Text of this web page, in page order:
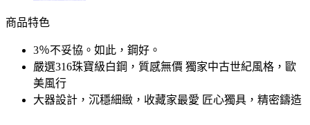
商品特色
3％不妥協。如此，鋼好。
嚴選316珠寶級白鋼，質感無價 獨家中古世紀風格，歐
美風行
大器設計，沉穩細緻，收藏家最愛 匠心獨具，精密鑄造